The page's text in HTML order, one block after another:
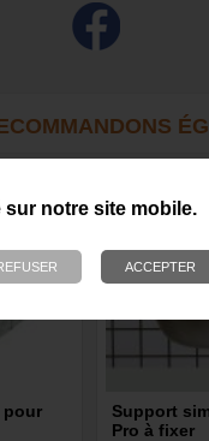
notre site mobile.
pour
Support
Pro à fixer